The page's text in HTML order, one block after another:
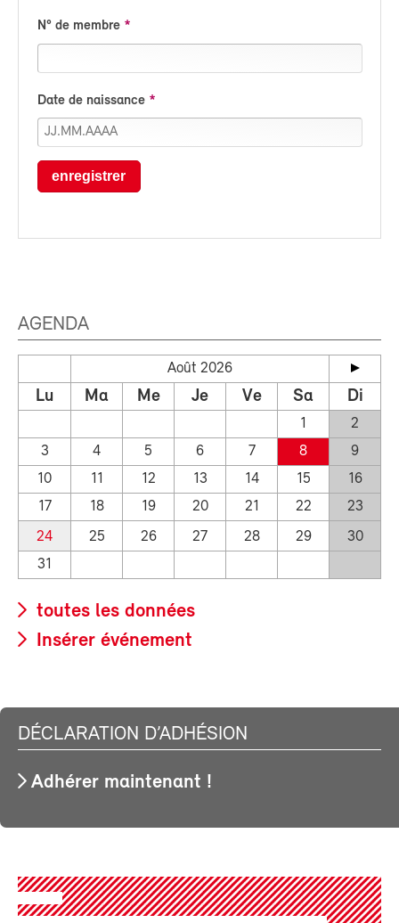
N° de membre
Date de naissance
enregistrer
AGENDA
Août 2026
Lu Ma Me Je Ve Sa Di
1
2
3
4 5 6 7 8
9
10
11 12 13 14 15
16
17
18 19 20 21 22
23
24
25 26 27 28 29
30
31
toutes les données
Insérer événement
DÉCLARATION D’ADHÉSION
Adhérer maintenant !